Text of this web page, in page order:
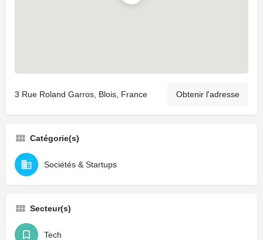
3 Rue Roland Garros, Blois, France Obtenir l'adresse
Catégorie(s)
Sociétés & Startups
Secteur(s)
Tech